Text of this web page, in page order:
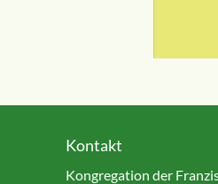
Kontakt
Kongregation der